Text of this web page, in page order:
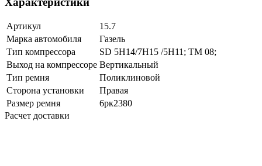
Артикул
15.7
Марка автомобиля
Газель
Тип компрессора
SD 5H14/7H15 /5Н11; TM 08;
Выход на компрессоре Вертикальный
Тип ремня
Поликлиновой
Сторона установки
Правая
Размер ремня
6рк2380
Расчет доставки